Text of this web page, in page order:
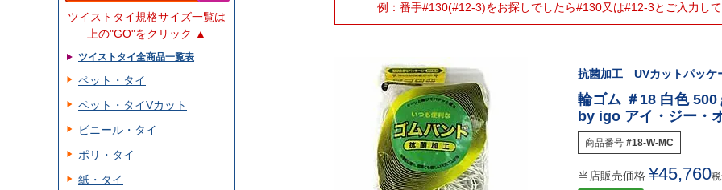
ツイストタイ規格サイズ一覧は
上の"GO"をクリック ▲
ツイストタイ全商品一覧表
ペット・タイ
ペット・タイVカット
ビニール・タイ
ポリ・タイ
紙・タイ
例：番手#130(#12-3)をお探しでしたら#130又は#12-3とご入力し
抗菌加工 UVカットパッ
輪ゴム ＃18 白色
by igo アイ・ジー・
商品番号 #18-W-MC
当店販売価格 ¥45,760